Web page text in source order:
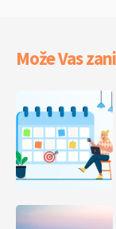
Može Vas